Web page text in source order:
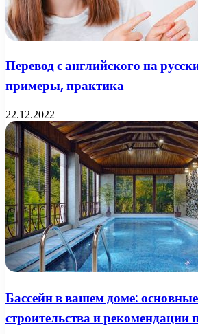
Перевод с английского на
примеры, практика
22.12.2022
Бассейн в вашем доме:
строительства и рекомендации